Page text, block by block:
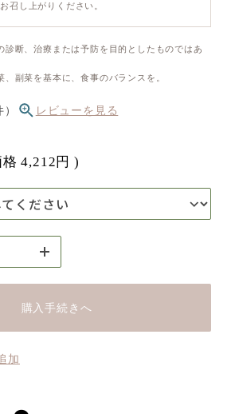
召し上がりください。
断、治療または予防を目的としたものではあ
副菜を基本に、食事のバランスを。
レビューを見る
格4,212円 )
購入手続きへ
加